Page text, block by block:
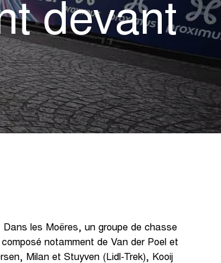
devant
les Moëres, un groupe de chasse
notamment de Van der Poel et
Milan et Stuyven (Lidl-Trek), Kooij